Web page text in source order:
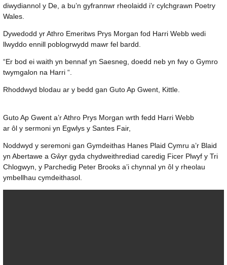
diwydiannol y De, a bu’n gyfrannwr rheolaidd i’r cylchgrawn Poetry
Wales.
Dywedodd yr Athro Emeritws Prys Morgan fod Harri Webb wedi
llwyddo ennill poblogrwydd mawr fel bardd.
“Er bod ei waith yn bennaf yn Saesneg, doedd neb yn fwy o Gymro
twymgalon na Harri “.
Rhoddwyd blodau ar y bedd gan Guto Ap Gwent, Kittle.
Guto Ap Gwent a’r Athro Prys Morgan wrth fedd Harri Webb
ar ôl y sermoni yn Egwlys y Santes Fair,
Noddwyd y seremoni gan Gymdeithas Hanes Plaid Cymru a’r Blaid
yn Abertawe a Gŵyr gyda chydweithrediad caredig Ficer Plwyf y Tri
Chlogwyn, y Parchedig Peter Brooks a’i chynnal yn ôl y rheolau
ymbellhau cymdeithasol.